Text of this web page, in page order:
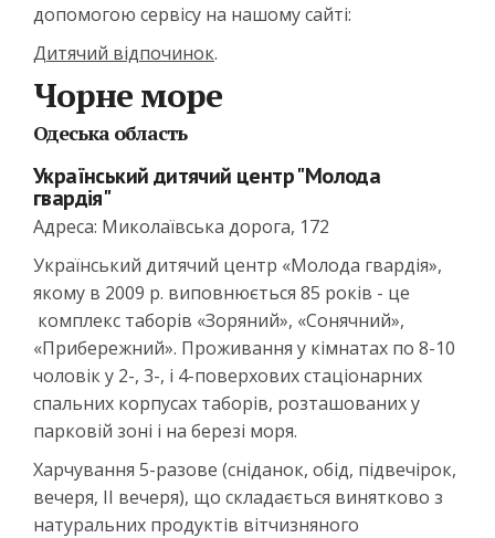
допомогою сервісу на нашому сайті:
Дитячий відпочинок.
Чорне море
Одеська область
Український дитячий центр "Молода
гвардія"
Адреса: Миколаївська дорога, 172
Український дитячий центр «Молода гвардія»,
якому в 2009 р. виповнюється 85 років - це
комплекс таборів «Зоряний», «Сонячний»,
«Прибережний». Проживання у кімнатах по 8-10
чоловік у 2-, 3-, і 4-поверхових стаціонарних
спальних корпусах таборів, розташованих у
парковій зоні і на березі моря.
Харчування 5-разове (сніданок, обід, підвечірок,
вечеря, II вечеря), що складається винятково з
натуральних продуктів вітчизняного